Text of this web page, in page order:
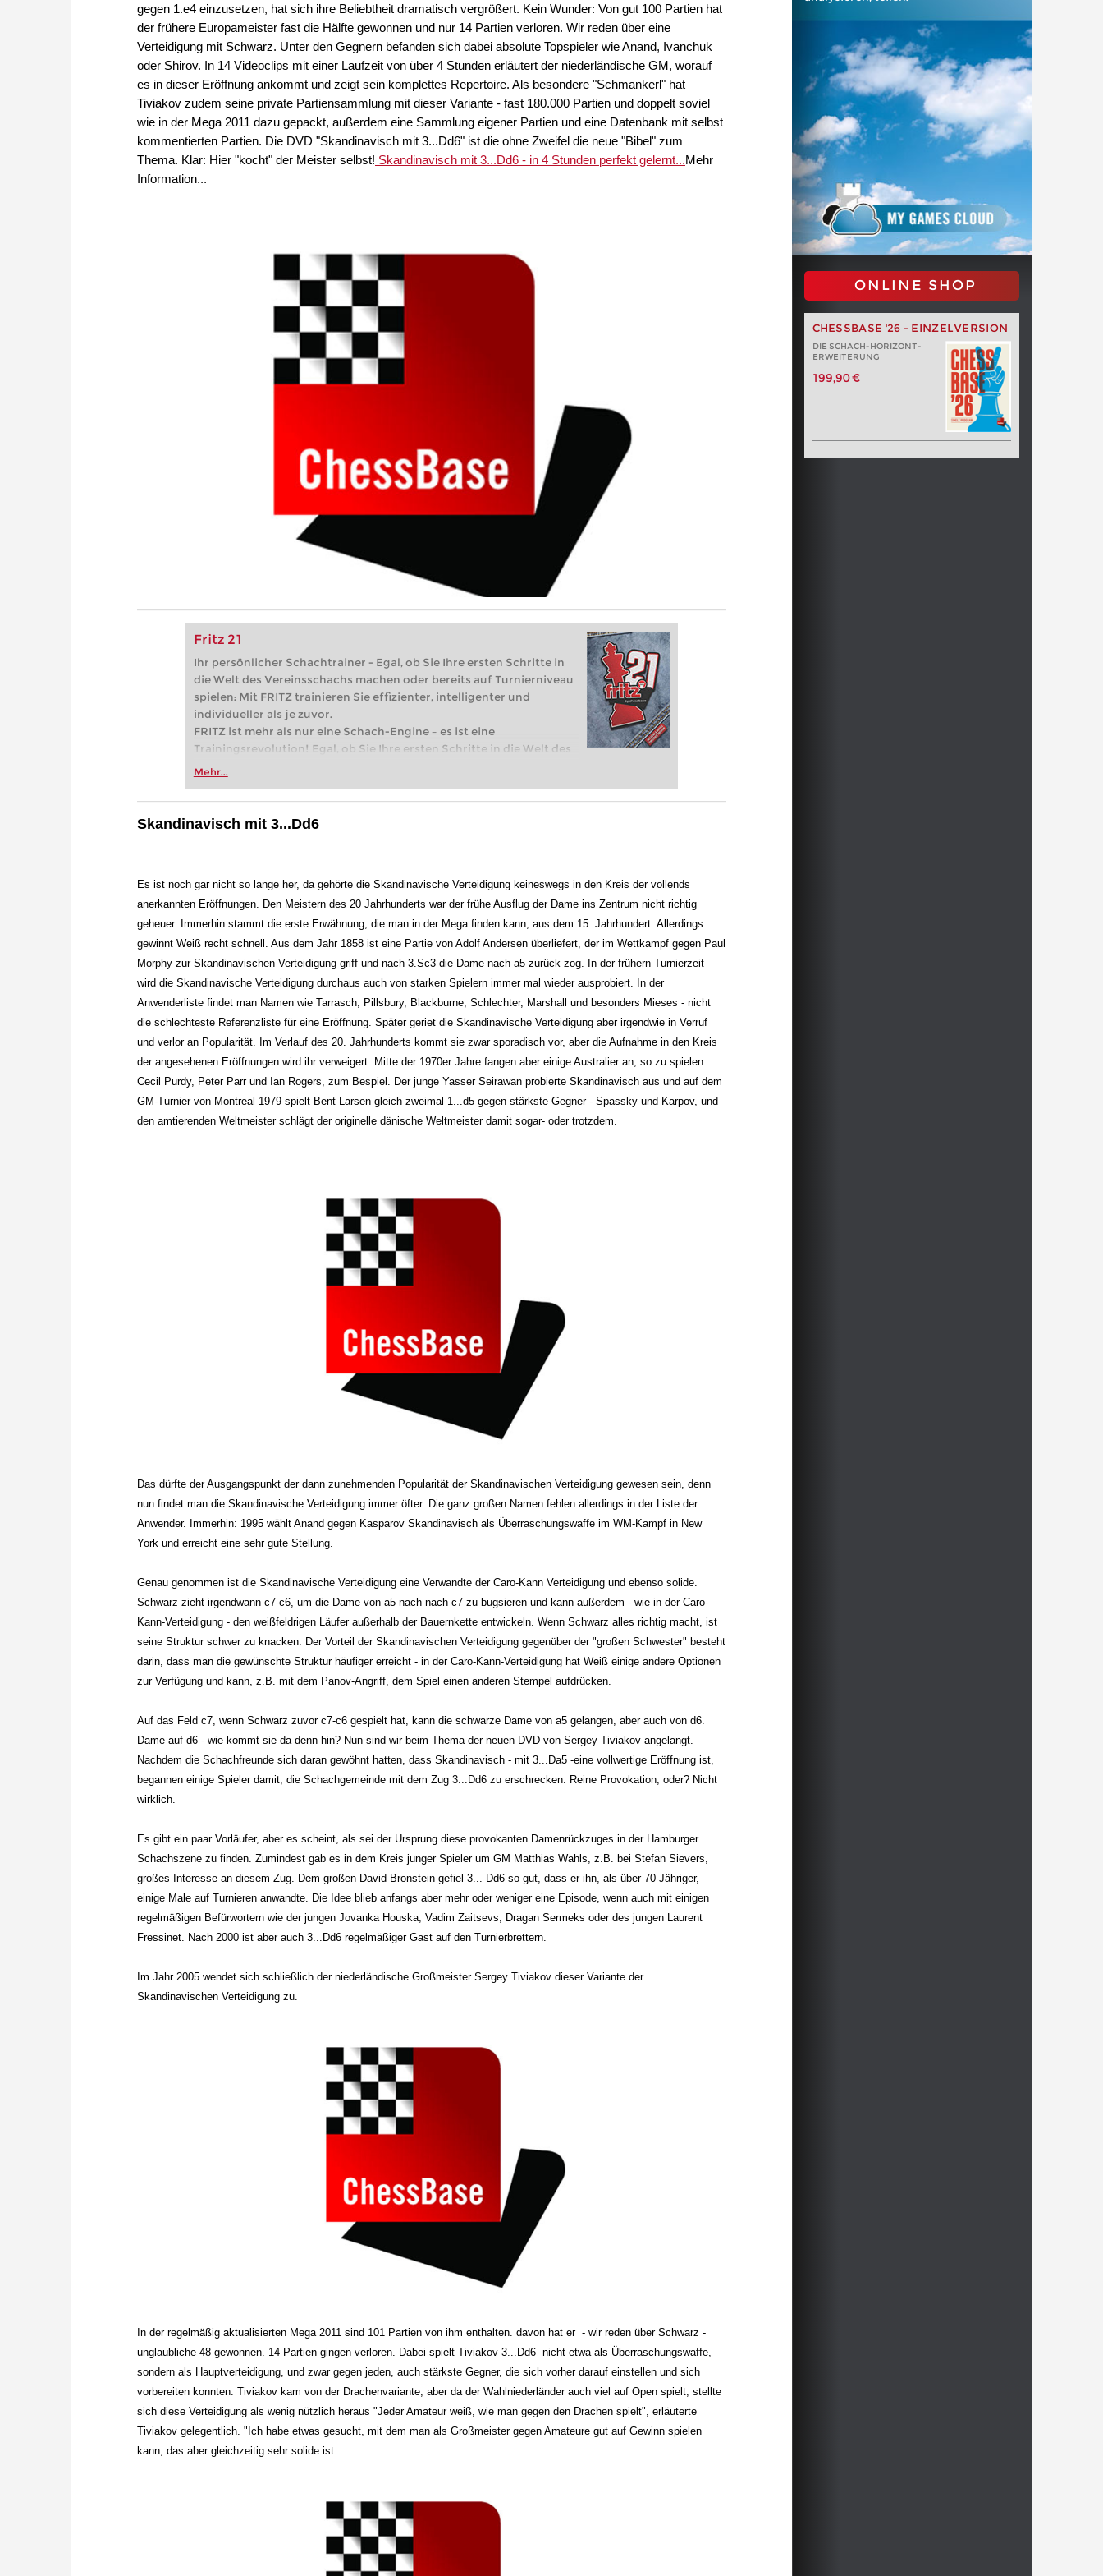
gegen 1.e4 einzusetzen, hat sich ihre Beliebtheit dramatisch vergrößert. Kein Wunder: Von gut 100 Partien hat
der frühere Europameister fast die Hälfte gewonnen und nur 14 Partien verloren. Wir reden über eine
Verteidigung mit Schwarz. Unter den Gegnern befanden sich dabei absolute Topspieler wie Anand, Ivanchuk
oder Shirov. In 14 Videoclips mit einer Laufzeit von über 4 Stunden erläutert der niederländische GM, worauf
es in dieser Eröffnung ankommt und zeigt sein komplettes Repertoire. Als besondere "Schmankerl" hat
Tiviakov zudem seine private Partiensammlung mit dieser Variante - fast 180.000 Partien und doppelt soviel
wie in der Mega 2011 dazu gepackt, außerdem eine Sammlung eigener Partien und eine Datenbank mit selbst
kommentierten Partien. Die DVD "Skandinavisch mit 3...Dd6" ist die ohne Zweifel die neue "Bibel" zum
Thema. Klar: Hier "kocht" der Meister selbst! Skandinavisch mit 3...Dd6 - in 4 Stunden perfekt gelernt...Mehr
Information...
Fritz 21
Ihr persönlicher Schachtrainer - Egal, ob Sie Ihre ersten Schritte in
die Welt des Vereinsschachs machen oder bereits auf Turnierniveau
spielen: Mit FRITZ trainieren Sie effizienter, intelligenter und
individueller als je zuvor.
FRITZ ist mehr als nur eine Schach-Engine – es ist eine
Trainingsrevolution! Egal, ob Sie Ihre ersten Schritte in die Welt des
Vereinsschachs machen oder bereits auf Turnierniveau spielen: Mit
zuvor.
Mehr...
ONLINE SHOP
CHESSBASE '26 - EINZELVERSION
DIE SCHACH-HORIZONT-
ERWEITERUNG
199,90 €
Skandinavisch mit 3...Dd6
Es ist noch gar nicht so lange her, da gehörte die Skandinavische Verteidigung keineswegs in den Kreis der vollends
anerkannten Eröffnungen. Den Meistern des 20 Jahrhunderts war der frühe Ausflug der Dame ins Zentrum nicht richtig
geheuer. Immerhin stammt die erste Erwähnung, die man in der Mega finden kann, aus dem 15. Jahrhundert. Allerdings
gewinnt Weiß recht schnell. Aus dem Jahr 1858 ist eine Partie von Adolf Andersen überliefert, der im Wettkampf gegen Paul
Morphy zur Skandinavischen Verteidigung griff und nach 3.Sc3 die Dame nach a5 zurück zog. In der frühern Turnierzeit
wird die Skandinavische Verteidigung durchaus auch von starken Spielern immer mal wieder ausprobiert. In der
Anwenderliste findet man Namen wie Tarrasch, Pillsbury, Blackburne, Schlechter, Marshall und besonders Mieses - nicht
die schlechteste Referenzliste für eine Eröffnung. Später geriet die Skandinavische Verteidigung aber irgendwie in Verruf
und verlor an Popularität. Im Verlauf des 20. Jahrhunderts kommt sie zwar sporadisch vor, aber die Aufnahme in den Kreis
der angesehenen Eröffnungen wird ihr verweigert. Mitte der 1970er Jahre fangen aber einige Australier an, so zu spielen:
Cecil Purdy, Peter Parr und Ian Rogers, zum Bespiel. Der junge Yasser Seirawan probierte Skandinavisch aus und auf dem
GM-Turnier von Montreal 1979 spielt Bent Larsen gleich zweimal 1...d5 gegen stärkste Gegner - Spassky und Karpov, und
den amtierenden Weltmeister schlägt der originelle dänische Weltmeister damit sogar- oder trotzdem.
Das dürfte der Ausgangspunkt der dann zunehmenden Popularität der Skandinavischen Verteidigung gewesen sein, denn
nun findet man die Skandinavische Verteidigung immer öfter. Die ganz großen Namen fehlen allerdings in der Liste der
Anwender. Immerhin: 1995 wählt Anand gegen Kasparov Skandinavisch als Überraschungswaffe im WM-Kampf in New
York und erreicht eine sehr gute Stellung.
Genau genommen ist die Skandinavische Verteidigung eine Verwandte der Caro-Kann Verteidigung und ebenso solide.
Schwarz zieht irgendwann c7-c6, um die Dame von a5 nach nach c7 zu bugsieren und kann außerdem - wie in der Caro-
Kann-Verteidigung - den weißfeldrigen Läufer außerhalb der Bauernkette entwickeln. Wenn Schwarz alles richtig macht, ist
seine Struktur schwer zu knacken. Der Vorteil der Skandinavischen Verteidigung gegenüber der "großen Schwester" besteht
darin, dass man die gewünschte Struktur häufiger erreicht - in der Caro-Kann-Verteidigung hat Weiß einige andere Optionen
zur Verfügung und kann, z.B. mit dem Panov-Angriff, dem Spiel einen anderen Stempel aufdrücken.
Auf das Feld c7, wenn Schwarz zuvor c7-c6 gespielt hat, kann die schwarze Dame von a5 gelangen, aber auch von d6.
Dame auf d6 - wie kommt sie da denn hin? Nun sind wir beim Thema der neuen DVD von Sergey Tiviakov angelangt.
Nachdem die Schachfreunde sich daran gewöhnt hatten, dass Skandinavisch - mit 3...Da5 -eine vollwertige Eröffnung ist,
begannen einige Spieler damit, die Schachgemeinde mit dem Zug 3...Dd6 zu erschrecken. Reine Provokation, oder? Nicht
wirklich.
Es gibt ein paar Vorläufer, aber es scheint, als sei der Ursprung diese provokanten Damenrückzuges in der Hamburger
Schachszene zu finden. Zumindest gab es in dem Kreis junger Spieler um GM Matthias Wahls, z.B. bei Stefan Sievers,
großes Interesse an diesem Zug. Dem großen David Bronstein gefiel 3... Dd6 so gut, dass er ihn, als über 70-Jähriger,
einige Male auf Turnieren anwandte. Die Idee blieb anfangs aber mehr oder weniger eine Episode, wenn auch mit einigen
regelmäßigen Befürwortern wie der jungen Jovanka Houska, Vadim Zaitsevs, Dragan Sermeks oder des jungen Laurent
Fressinet. Nach 2000 ist aber auch 3...Dd6 regelmäßiger Gast auf den Turnierbrettern.
Im Jahr 2005 wendet sich schließlich der niederländische Großmeister Sergey Tiviakov dieser Variante der
Skandinavischen Verteidigung zu.
In der regelmäßig aktualisierten Mega 2011 sind 101 Partien von ihm enthalten. davon hat er - wir reden über Schwarz -
unglaubliche 48 gewonnen. 14 Partien gingen verloren. Dabei spielt Tiviakov 3...Dd6 nicht etwa als Überraschungswaffe,
sondern als Hauptverteidigung, und zwar gegen jeden, auch stärkste Gegner, die sich vorher darauf einstellen und sich
vorbereiten konnten. Tiviakov kam von der Drachenvariante, aber da der Wahlniederländer auch viel auf Open spielt, stellte
sich diese Verteidigung als wenig nützlich heraus "Jeder Amateur weiß, wie man gegen den Drachen spielt", erläuterte
Tiviakov gelegentlich. "Ich habe etwas gesucht, mit dem man als Großmeister gegen Amateure gut auf Gewinn spielen
kann, das aber gleichzeitig sehr solide ist.